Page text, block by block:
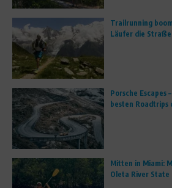
Trailrunning
Läufer die Straße
Porsche Escapes
besten Roadtrips
Mitten in Miami:
Oleta River State